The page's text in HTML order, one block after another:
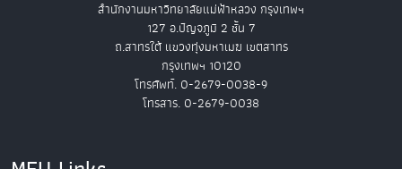
สำนักงานมหาวิทยาลัยแม่ฟ้าหลวง กรุงเทพฯ
127 อ.ปัญจภูมิ 2 ชั้น 7
ถ.สาทรใต้ แขวงทุ่งมหาเมฆ เขตสาทร
กรุงเทพฯ 10120
โทรศัพท์. 0-2679-0038-9
โทรสาร. 0-2679-0038